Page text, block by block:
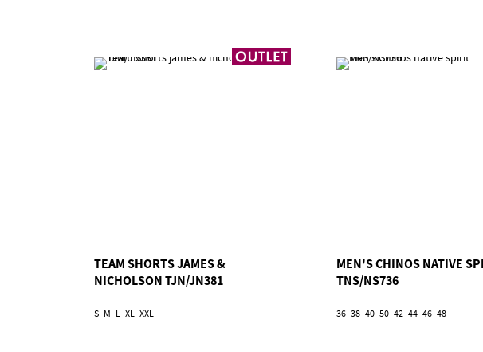
TEAM SHORTS JAMES &
NICHOLSON TJN/JN381
S M L XL XXL
MEN'S CHINOS NATIVE
TNS/NS736
36 38 40 50 42 44 46 48